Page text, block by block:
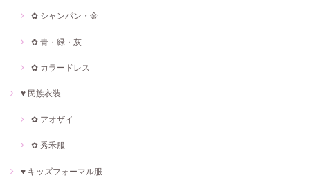
✿ シャンパン・金
✿ 青・緑・灰
✿ カラードレス
♥ 民族衣装
✿ アオザイ
✿ 秀禾服
♥ キッズフォーマル服